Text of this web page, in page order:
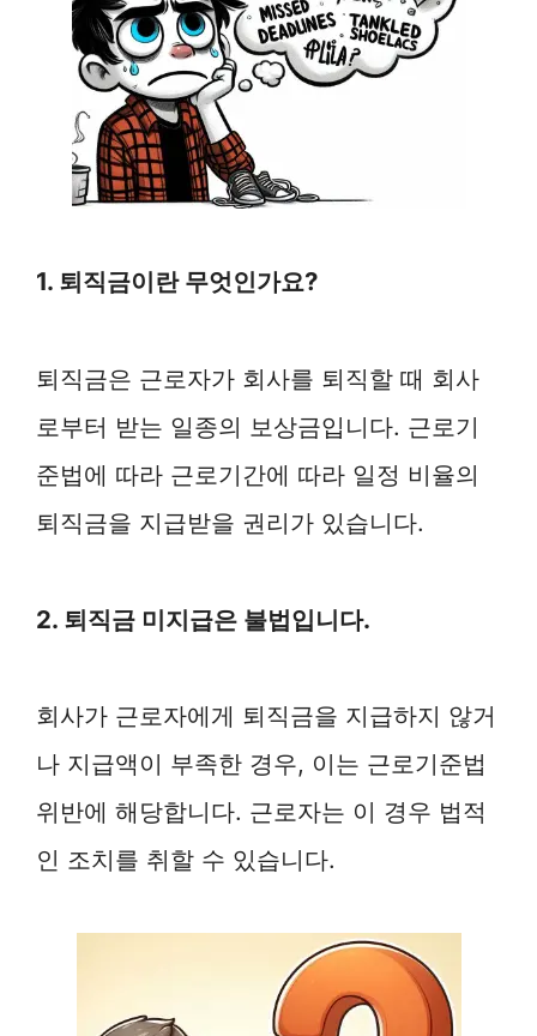
1. 퇴직금이란 무엇인가요?
퇴직금은 근로자가 회사를 퇴직할 때 회사
로부터 받는 일종의 보상금입니다. 근로기
준법에 따라 근로기간에 따라 일정 비율의
퇴직금을 지급받을 권리가 있습니다.
2. 퇴직금 미지급은 불법입니다.
회사가 근로자에게 퇴직금을 지급하지 않거
나 지급액이 부족한 경우, 이는 근로기준법
위반에 해당합니다. 근로자는 이 경우 법적
인 조치를 취할 수 있습니다.